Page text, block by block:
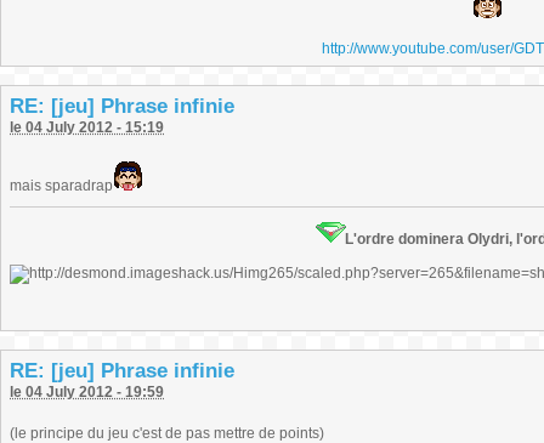
http://www.youtube.com/user/
RE: [jeu] Phrase infinie
le 04 July 2012 - 15:19
mais sparadrap
L'ordre dominera Olydri,
RE: [jeu] Phrase infinie
le 04 July 2012 - 19:59
(le principe du jeu c'est de pas mettre de points)